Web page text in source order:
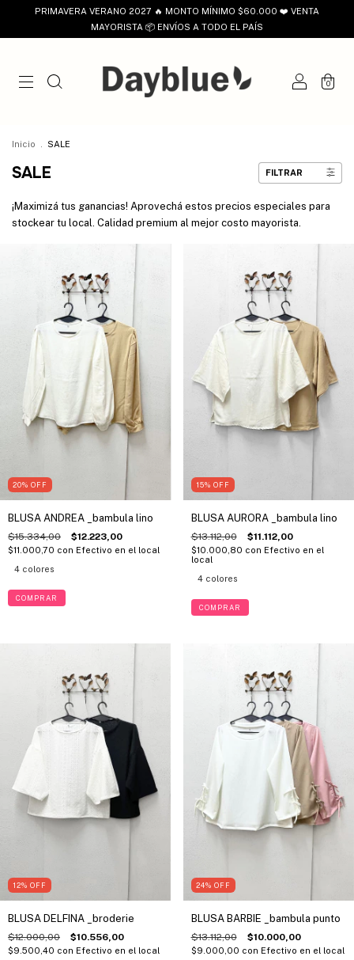
PRIMAVERA VERANO 2027 🔥 MONTO MÍNIMO $60.000 ❤️ VENTA
MAYORISTA 📦 ENVÍOS A TODO EL PAÍS
0
Inicio SALE
SALE FILTRAR
¡Maximizá tus ganancias! Aprovechá estos precios especiales para
stockear tu local. Calidad premium al mejor costo mayorista.
20% OFF
BLUSA ANDREA _bambula lino
$15.334,00 $12.223,00
$11.000,70 con Efectivo en el local
4 colores
COMPRAR
15% OFF
BLUSA AURORA _bambula lino
$13.112,00 $11.112,00
$10.000,80 con Efectivo en el
local
4 colores
COMPRAR
12% OFF
BLUSA DELFINA _broderie
$12.000,00 $10.556,00
$9.500,40 con Efectivo en el local
24% OFF
BLUSA BARBIE _bambula punto
$13.112,00 $10.000,00
$9.000,00 con Efectivo en el local